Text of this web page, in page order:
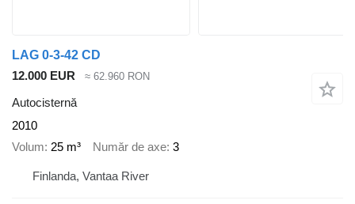
LAG 0-3-42 CD
12.000 EUR
≈ 62.960 RON
Autocisternă
2010
Volum 25 m³ Număr de axe 3
Finlanda, Vantaa River